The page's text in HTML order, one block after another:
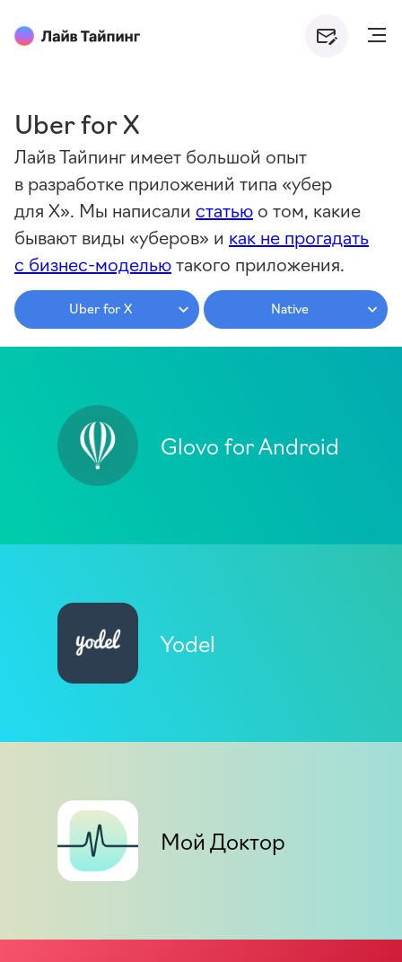
Uber for X
Лайв Тайпинг имеет большой опыт
в разработке приложений типа «убер
для X». Мы написали статью о том, какие
бывают виды «уберов» и как не прогадать
с бизнес-модельютакого приложения.
Uber for X Native
Glovo for Android
Yodel
Мой Доктор